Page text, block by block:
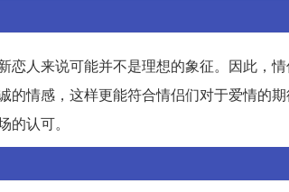
人来说可能并不是理想的象征。因此，
情感，这样更能符合情侣们对于爱情的期
认可。